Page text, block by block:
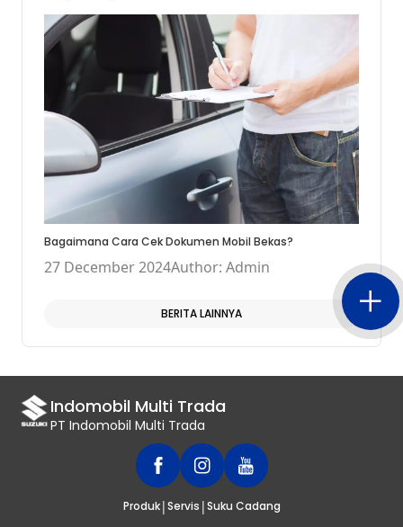
Bagaimana Cara Cek Dokumen Mobil Bekas?
27 December 2024Author: Admin
BERITA LAINNYA
Indomobil Multi Trada
PT Indomobil Multi Trada
Produk|Servis |Suku Cadang